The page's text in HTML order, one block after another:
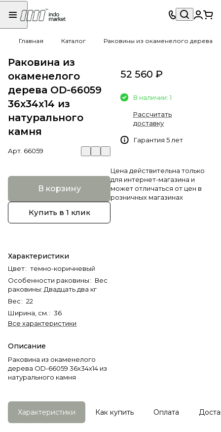
Главная Каталог Раковины из окаменелого дерева
Раковина из
окаменелого
дерева OD-66059
36х34х14 из
натурального
камня
Арт. 66059
В корзину
Купить в 1 клик
Характеристики
Цвет: темно-коричневый
Особенности раковины: Вес
раковины: Двадцать два кг
Вес: 22
Ширина, см. : 36
Все характеристики
Описание
Раковина из окаменелого
дерева OD-66059 36х34х14 из
натурального камня
52 560 ₽
В наличии: 1
Рассчитать
доставку
Гарантия 5 лет
Цена действительна только
для интернет-магазина и
может отличаться от цен в
розничных магазинах
Характеристики Как купить Оплата